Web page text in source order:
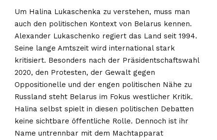
Um Halina Lukaschenka zu verstehen, muss man
auch den politischen Kontext von Belarus kennen.
Alexander Lukaschenko regiert das Land seit 1994.
Seine lange Amtszeit wird international stark
kritisiert. Besonders nach der Präsidentschaftswahl
2020, den Protesten, der Gewalt gegen
Oppositionelle und der engen politischen Nähe zu
Russland steht Belarus im Fokus westlicher Kritik.
Halina selbst spielt in diesen politischen Debatten
keine sichtbare öffentliche Rolle. Dennoch ist ihr
Name untrennbar mit dem Machtapparat